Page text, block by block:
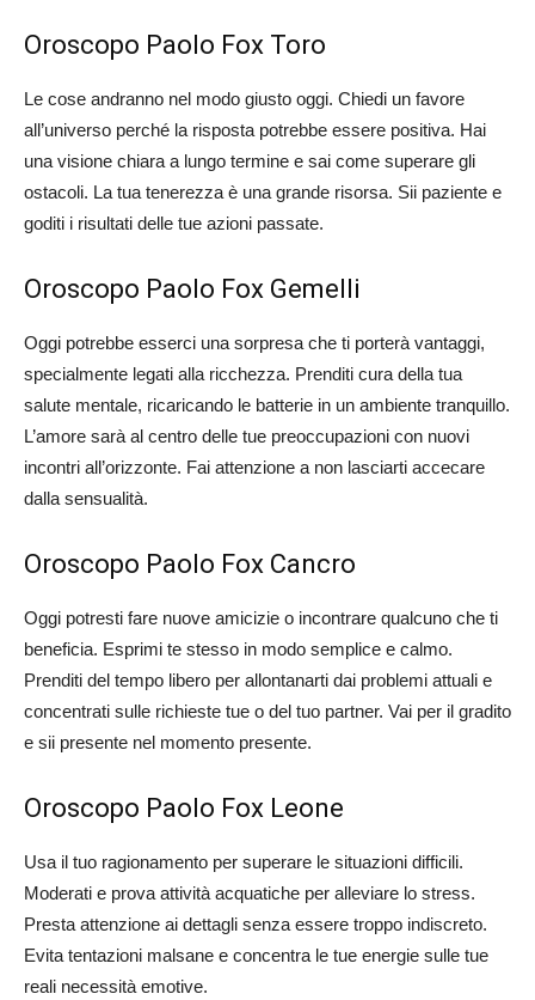
Oroscopo Paolo Fox Toro
Le cose andranno nel modo giusto oggi. Chiedi un favore
all’universo perché la risposta potrebbe essere positiva. Hai
una visione chiara a lungo termine e sai come superare gli
ostacoli. La tua tenerezza è una grande risorsa. Sii paziente e
goditi i risultati delle tue azioni passate.
Oroscopo Paolo Fox Gemelli
Oggi potrebbe esserci una sorpresa che ti porterà vantaggi,
specialmente legati alla ricchezza. Prenditi cura della tua
salute mentale, ricaricando le batterie in un ambiente tranquillo.
L’amore sarà al centro delle tue preoccupazioni con nuovi
incontri all’orizzonte. Fai attenzione a non lasciarti accecare
dalla sensualità.
Oroscopo Paolo Fox Cancro
Oggi potresti fare nuove amicizie o incontrare qualcuno che ti
beneficia. Esprimi te stesso in modo semplice e calmo.
Prenditi del tempo libero per allontanarti dai problemi attuali e
concentrati sulle richieste tue o del tuo partner. Vai per il gradito
e sii presente nel momento presente.
Oroscopo Paolo Fox Leone
Usa il tuo ragionamento per superare le situazioni difficili.
Moderati e prova attività acquatiche per alleviare lo stress.
Presta attenzione ai dettagli senza essere troppo indiscreto.
Evita tentazioni malsane e concentra le tue energie sulle tue
reali necessità emotive.